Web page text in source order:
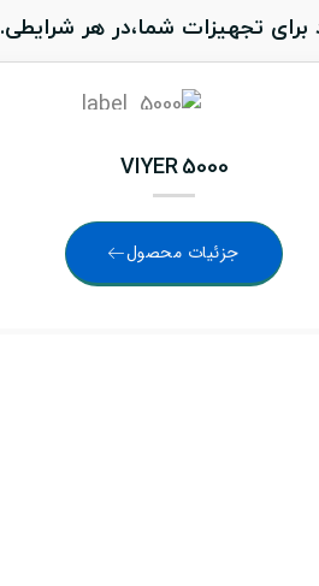
برای تجهیزات شما،در هر شرایطی.
VIYER 5000
جزئیات محصول